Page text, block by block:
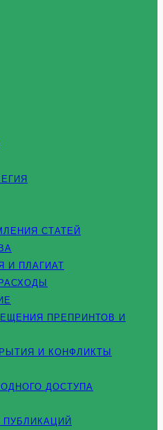
СТАТЕЙ
И ПЛАГИАТ
ПРЕПРИНТОВ И
И КОНФЛИКТЫ
ДОСТУПА